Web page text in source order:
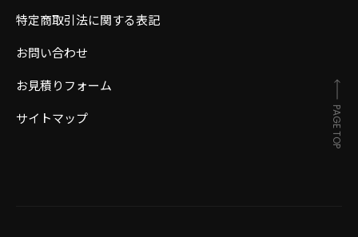
特定商取引法に関する表記
お問い合わせ
お見積りフォーム
サイトマップ
PAGE TOP